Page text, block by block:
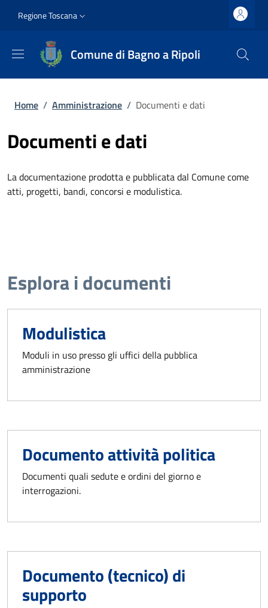
Slim top
Regione Toscana
Comune di Bagno a Ripoli
Briciole di pane
Home / Amministrazione / Documenti e dati
Documenti e dati
La documentazione prodotta e pubblicata dal Comune come
atti, progetti, bandi, concorsi e modulistica.
Esplora i documenti
Modulistica
Moduli in uso presso gli uffici della pubblica
amministrazione
Documento attività politica
Documenti quali sedute e ordini del giorno e
interrogazioni.
Documento (tecnico) di
supporto